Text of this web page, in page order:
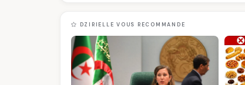
DZIRIELLE VOUS RECOMMANDE